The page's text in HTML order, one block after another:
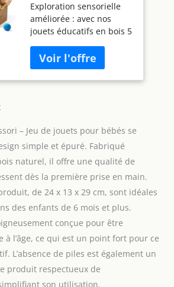
Sensoriel - Jouets
Éducatifs Bois 5 en
1 avec Boîte
Permanence Objet,
Balle Sensorielle,
Gobelets
Empilables, Puzzle
Exploration sensorielle
améliorée : avec nos
jouets éducatifs en bois 5
en 1, les bébés peuvent
s'immerger dans un
monde de découvertes
sensorielles. De
permanence d'objets à
l'activation des sens du
toucher avec le panier
Sensory Ball & Treasure
Basket, chaque jouet
favorise l'exploration
pratique et le
développement
sensoriel.
Développement cognitif :
nos jouets sont conçus
pour promouvoir les
compétences cognitives
– Jeu de jouets pour bébés se
simple et épuré. Fabriqué
naturel, il offre une qualité de
dès la première prise en main.
de 24 x 13 x 29 cm, sont idéales
des enfants de 6 mois et plus.
conçue pour être
à l’âge, ce qui est un point fort pour ce
L’absence de piles est également un
produit respectueux de
son utilisation.